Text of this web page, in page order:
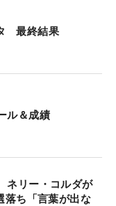
。小斉平にチャ
件が起きた。1
敗北を喫した。
抜かずにやった
ィショットだ
のショットにな
しげにうつむい
最終結果
ル＆成績
ネリー・コルダが
落ち「言葉が出な